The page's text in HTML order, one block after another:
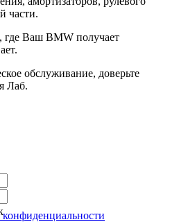
части.
где Ваш BMW получает
обслуживание, доверьте
Лаб.